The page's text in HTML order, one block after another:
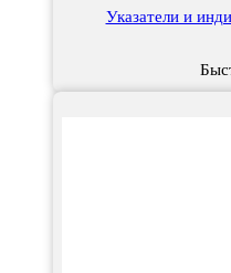
Указатели и